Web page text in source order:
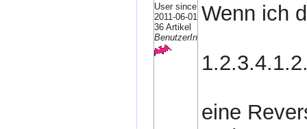
User since
2011-06-01
36 Artikel
BenutzerIn
Wenn ich
eine